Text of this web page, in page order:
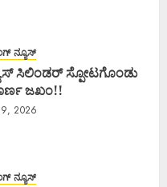
ನ್ಯೂಸ್
ಸಿಲಿಂಡರ್ ಸ್ಪೋಟಗೊಂಡು
ಜಖಂ!!
2026
ನ್ಯೂಸ್